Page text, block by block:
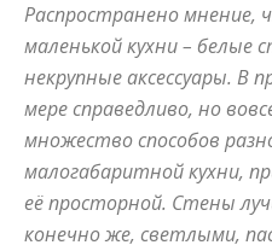
Распространено мнение,
маленькой кухни – белые
некрупные аксессуары. В
мере справедливо, но
множество способов
малогабаритной кухни,
её просторной. Стены
конечно же, светлыми,